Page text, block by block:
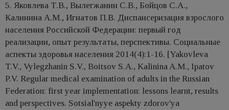
5. Яковлева Т.В., Вылегжанин С.В., Бойцов С.А.,
Калинина А.М., Игнатов П.В. Диспансеризация взрослого
населения Российской Федерации: первый год
реализации, опыт результаты, перспективы. Социальные
аспекты здоровья населения 2014(4):1-16. [Yakovleva
T.V., Vylegzhanin S.V., Boitsov S.A., Kalinina A.M., Ipatov
P.V. Regular medical examination of adults in the Russian
Federation: first year implementation: lessons learnt, results
and perspectives. Sotsial'nyye aspekty zdorov'ya